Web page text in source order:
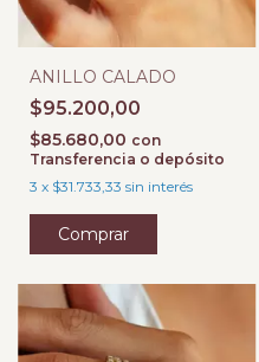
ANILLO CALADO
$95.200,00
$85.680,00 con
Transferencia o depósito
3 x $31.733,33 sin interés
Comprar